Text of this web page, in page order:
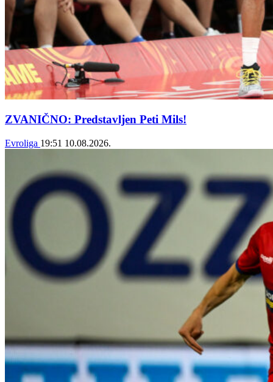
ZVANIČNO: Predstavljen Peti Mils!
Evroliga 19:51 10.08.2026.